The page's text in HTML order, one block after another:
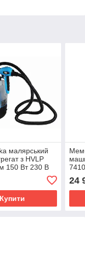
малярський
з HVLP
150 Вт 230 В
Купити
24